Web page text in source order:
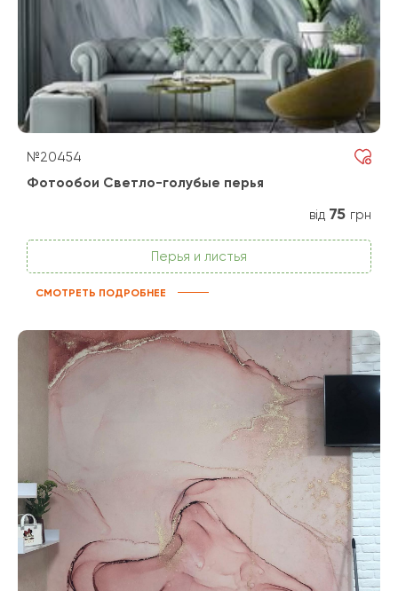
№20454
Фотообои Светло-голубые перья
від 75 грн
Перья и листья
СМОТРЕТЬ ПОДРОБНЕЕ